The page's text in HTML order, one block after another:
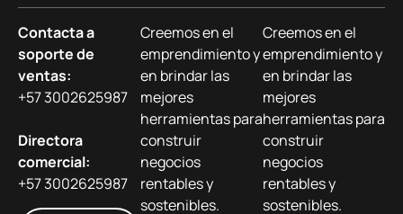
Contacta a
soporte de
ventas:
+57 3002625987
Directora
comercial:
+57 3002625987
Creemos en el
emprendimiento y
en brindar las
mejores
herramientas para
construir
negocios
rentables y
sostenibles.
Creemos en el
emprendimiento y
en brindar las
mejores
herramientas para
construir
negocios
rentables y
sostenibles.